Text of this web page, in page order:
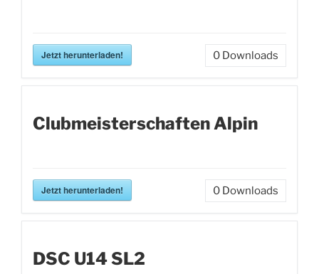
Jetzt herunterladen! 0 Downloads
Clubmeisterschaften Alpin
Jetzt herunterladen! 0 Downloads
DSC U14 SL2